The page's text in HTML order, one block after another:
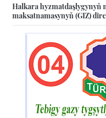
Halkara hyzmatdaşlygynyň
maksatnamasynyň (GIZ)